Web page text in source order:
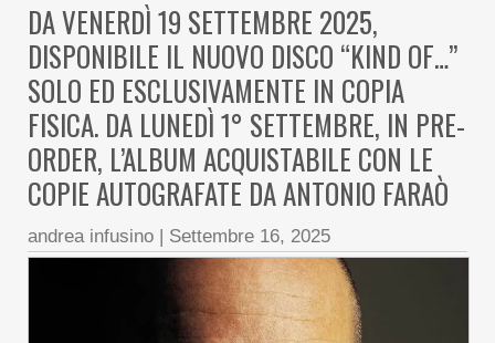
DA VENERDÌ 19 SETTEMBRE 2025,
DISPONIBILE IL NUOVO DISCO “KIND OF…”
SOLO ED ESCLUSIVAMENTE IN COPIA
FISICA. DA LUNEDÌ 1° SETTEMBRE, IN PRE-
ORDER, L’ALBUM ACQUISTABILE CON LE
COPIE AUTOGRAFATE DA ANTONIO FARAÒ
andrea infusino Settembre 16, 2025